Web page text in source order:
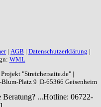
| AGB | Datenschutzerklärung |
WML
"Streichersaite.de" |
Platz 9 |D-65366 Geisenheim
Beratung? ...Hotline: 06722-